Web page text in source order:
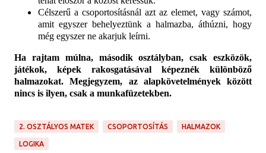
Célszerű a csoportosításnál azt az elemet, vagy számot,
amit egyszer behelyeztünk a halmazba, áthúzni, hogy
még egyszer ne akarjuk leírni.
Ha rajtam múlna, második osztályban, csak eszközök,
játékok, képek rakosgatásával képeznék különböző
halmazokat. Megjegyzem, az alapkövetelmények között
nincs is ilyen, csak a munkafüzetekben.
2. OSZTÁLYOS MATEK CSOPORTOSÍTÁS HALMAZOK
LOGIKA